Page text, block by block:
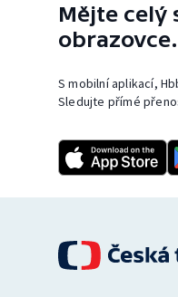
Mějte celý
obrazovce.
S mobilní aplikací,
Sledujte přímé